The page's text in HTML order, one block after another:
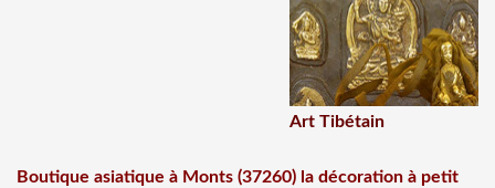
Art Tibétain
Boutique asiatique à Monts (37260) la décoration à petit